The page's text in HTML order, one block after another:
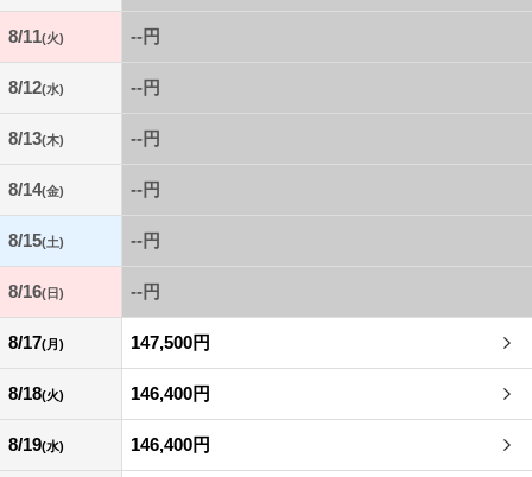
8/11(火) --円
8/12(水) --円
8/13(木) --円
8/14(金) --円
8/15(土) --円
8/16(日) --円
8/17(月) 147,500円
8/18(火) 146,400円
8/19(水) 146,400円